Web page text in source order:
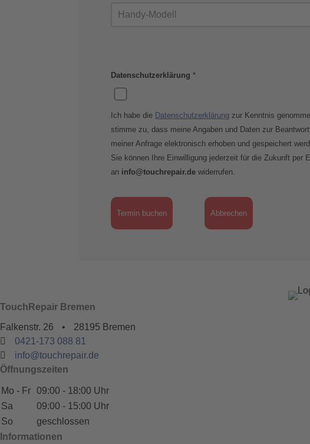
Datenschutzerklärung *
Ich habe die Datenschutzerklärung zur Kenntnis
stimme zu, dass meine Angaben und Daten zur
meiner Anfrage elektronisch erhoben und gespeichert
Sie können Ihre Einwilligung jederzeit für die Zukunft per
an info@touchrepair.de widerrufen.
Termin buchen Abbrechen
TouchRepair Bremen
Falkenstr. 26
•
28195 Bremen
0421-173 088 81
info@touchrepair.de
Öffnungszeiten
Mo - Fr 09:00 - 18:00 Uhr
Sa
09:00 - 15:00 Uhr
So
geschlossen
Informationen